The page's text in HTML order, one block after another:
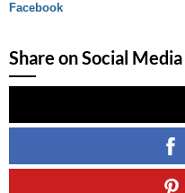
Facebook
Share on Social Media